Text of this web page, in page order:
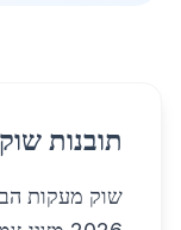
תובנות שוק 2026
שוק מעקות